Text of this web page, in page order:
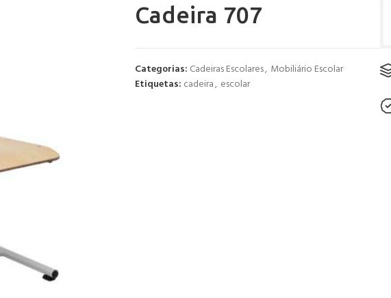
Cadeira 707
Categorias: Cadeiras Escolares, Mobiliário Escolar
Etiquetas: cadeira, escolar